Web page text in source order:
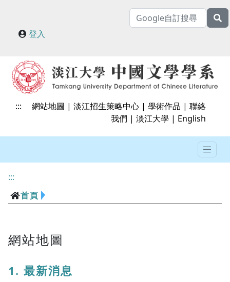
登入
::: 網站地圖 |淡江招生策略中心 |學術作品 |聯絡
我們 |淡江大學 | English
:::
首頁
網站地圖
1. 最新消息